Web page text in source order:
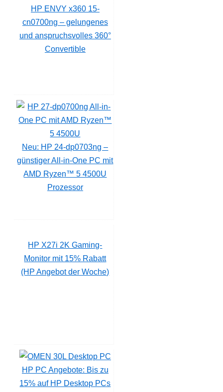
HP ENVY x360 15-
cn0700ng – gelungenes
und anspruchsvolles 360°
Convertible
Neu: HP 24-dp0703ng –
günstiger All-in-One PC mit
AMD Ryzen™ 5 4500U
Prozessor
HP X27i 2K Gaming-
Monitor mit 15% Rabatt
(HP Angebot der Woche)
HP PC Angebote: Bis zu
15% auf HP Desktop PCs